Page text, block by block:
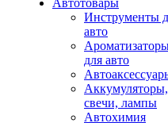
Автотовары
Инструменты
авто
для авто
Аккумуляторы,
свечи, лампы
Автохимия